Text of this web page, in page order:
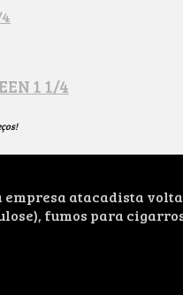
1 1/4
empresa atacadista
fumos para